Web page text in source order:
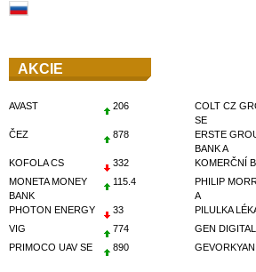
AKCIE
AVAST 206
COLT CZ
SE
ČEZ 878
ERSTE
BANK A
KOFOLA CS 332 KOMERČNÍ
MONETA MONEY
BANK
115.4
PHILIP
A
PHOTON ENERGY 33 PILULKA
VIG
774 GEN DIGITAL
PRIMOCO UAV SE
890 GEVORKYAN